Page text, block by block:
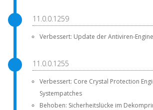
11.0.0.1259
Verbessert: Update der Antiviren-Engine
11.0.0.1255
Verbessert: Core Crystal Protection
Systempatches
Behoben: Sicherheitslücke im